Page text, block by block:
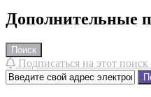
Дополнительные
Поиск
Подписаться на этот поиск